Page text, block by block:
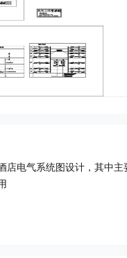
店电气系统图设计，其中